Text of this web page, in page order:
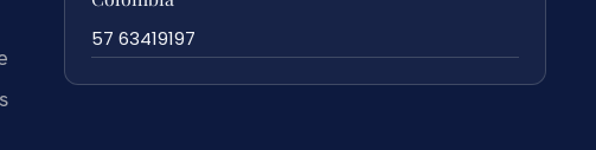
57 63419197